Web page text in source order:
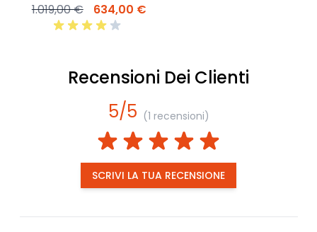
1.019,00 € 634,00 €
Recensioni Dei Clienti
5/5 (1 recensioni)
SCRIVI LA TUA RECENSIONE